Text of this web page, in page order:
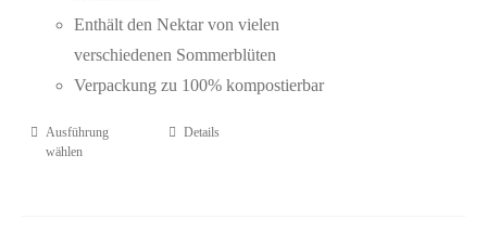
Enthält den Nektar von vielen
verschiedenen Sommerblüten
Verpackung zu 100% kompostierbar
Ausführung
wählen
Details